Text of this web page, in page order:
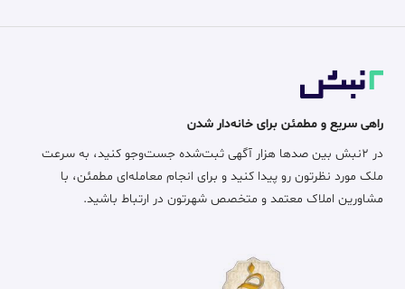
راهی سریع و مطمئن برای خانه‌دار شدن
در ۲نبش بین صدها هزار آگهی ثبت‌شده جست‌وجو کنید، به سرعت
ملک مورد نظرتون رو پیدا کنید و برای انجام معامله‌ای مطمئن، با
مشاورین املاک معتمد و متخصص شهرتون در ارتباط باشید.